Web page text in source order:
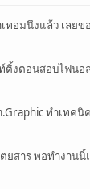
ทอมนึงแล้ว เลยข
ติ้งตอนสอบไฟนอ
ทำเทคนิ
ยสาร พอทำงาน